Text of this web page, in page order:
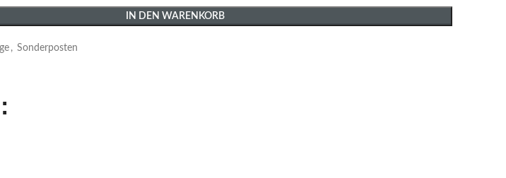
IN DEN WARENKORB
, Sonderposten